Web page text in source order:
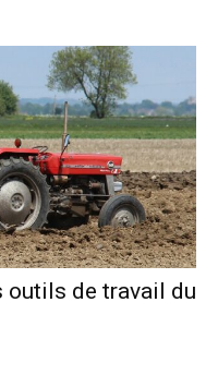
outils de travail du